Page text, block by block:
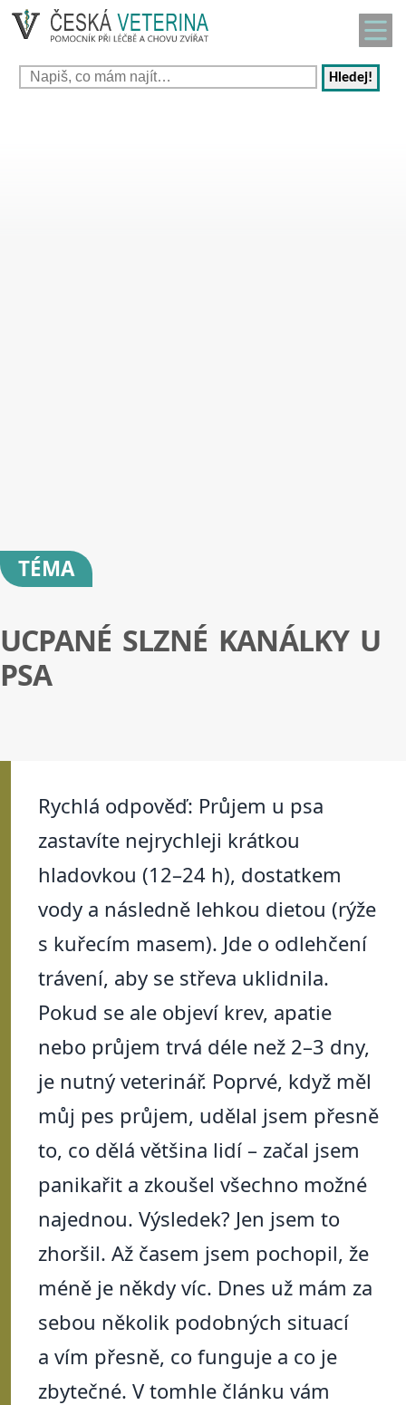
Hledej!
TÉMA
UCPANÉ SLZNÉ KANÁLKY U
PSA
Rychlá odpověď: Průjem u psa
zastavíte nejrychleji krátkou
hladovkou (12–24 h), dostatkem
vody a následně lehkou dietou (rýže
s kuřecím masem). Jde o odlehčení
trávení, aby se střeva uklidnila.
Pokud se ale objeví krev, apatie
nebo průjem trvá déle než 2–3 dny,
je nutný veterinář. Poprvé, když měl
můj pes průjem, udělal jsem přesně
to, co dělá většina lidí – začal jsem
panikařit a zkoušel všechno možné
najednou. Výsledek? Jen jsem to
zhoršil. Až časem jsem pochopil, že
méně je někdy víc. Dnes už mám za
sebou několik podobných situací
a vím přesně, co funguje a co je
zbytečné. V tomhle článku vám